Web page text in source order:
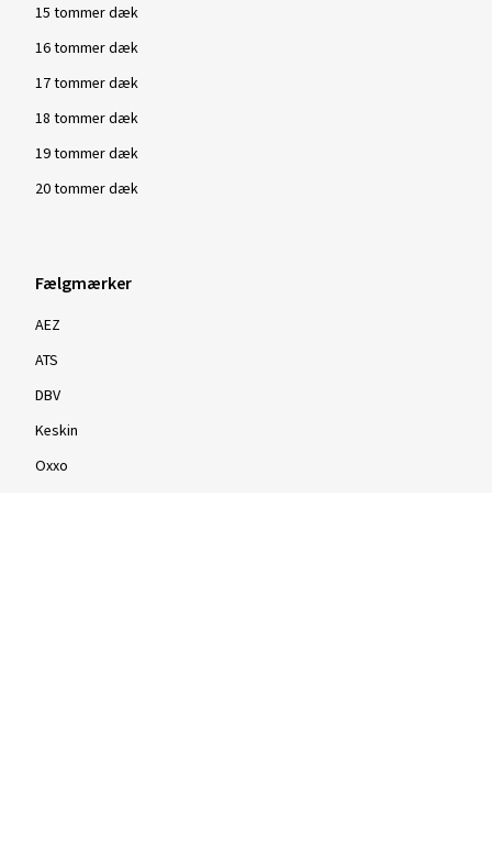
15 tommer dæk
16 tommer dæk
17 tommer dæk
18 tommer dæk
19 tommer dæk
20 tommer dæk
Fælgmærker
AEZ
ATS
DBV
Keskin
Oxxo